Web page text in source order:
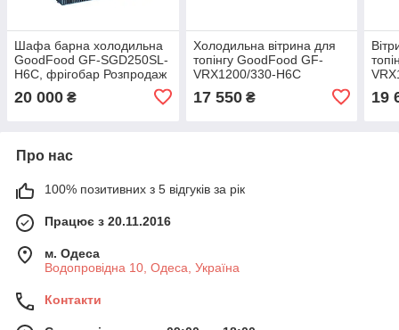
Шафа барна холодильна
GoodFood GF-SGD250SL-
H6C, фрігобар Розпродаж
!, стара ціна 27600.00 грн
20 000 ₴
Холодильна вітрина для
топінгу GoodFood GF-
VRX1200/330-H6C
17 550₴ 19
Про нас
100% позитивних з 5 відгуків за рік
Працює з 20.11.2016
м. Одеса
Водопровідна 10, Одеса, Україна
Контакти